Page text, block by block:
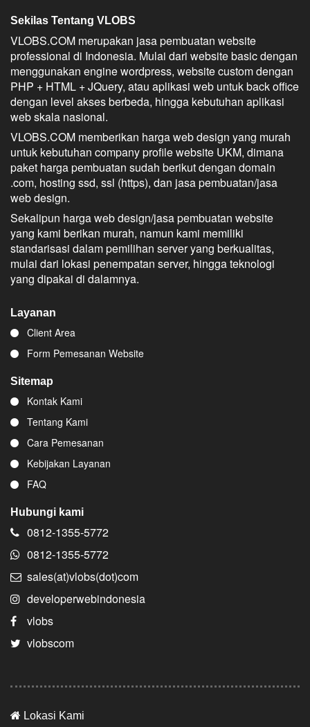
Sekilas Tentang VLOBS
VLOBS.COM merupakan jasa pembuatan website
professional di Indonesia. Mulai dari website basic dengan
menggunakan engine wordpress, website custom dengan
PHP + HTML + JQuery, atau aplikasi web untuk back office
dengan level akses berbeda, hingga kebutuhan aplikasi
web skala nasional.
VLOBS.COM memberikan harga web design yang murah
untuk kebutuhan company profile website UKM, dimana
paket harga pembuatan sudah berikut dengan domain
.com, hosting ssd, ssl (https), dan jasa pembuatan/jasa
web design.
Sekalipun harga web design/jasa pembuatan website
yang kami berikan murah, namun kami memiliki
standarisasi dalam pemilihan server yang berkualitas,
mulai dari lokasi penempatan server, hingga teknologi
yang dipakai di dalamnya.
Layanan
Client Area
Form Pemesanan Website
Sitemap
Kontak Kami
Tentang Kami
Cara Pemesanan
Kebijakan Layanan
FAQ
Hubungi kami
0812-1355-5772
0812-1355-5772
sales(at)vlobs(dot)com
developerwebindonesia
vlobs
vlobscom
Lokasi Kami